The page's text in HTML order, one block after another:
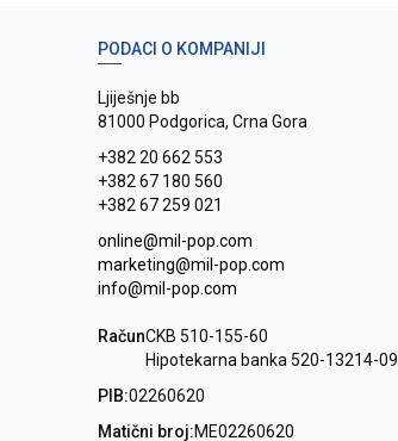
PODACI O KOMPANIJI
Ljiješnje bb
81000 Podgorica, Crna Gora
+382 20 662 553
+382 67 180 560
+382 67 259 021
online@mil-pop.com
marketing@mil-pop.com
info@mil-pop.com
RačunCKB 510-155-60
Hipotekarna banka 520-13214-09
PIB:02260620
Matični broj:ME02260620